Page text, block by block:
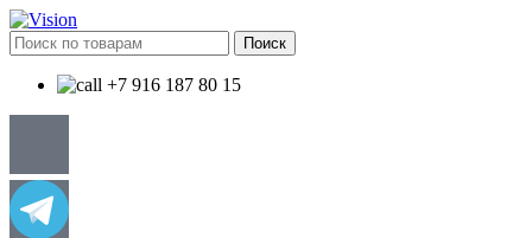
Поиск
+7 916 187 80 15